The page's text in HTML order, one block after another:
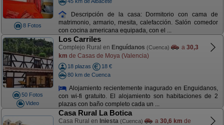
8 Fotos
Descripción de la casa: Dormitorio con cama de
matrimonio, armario, mesita, calefacción. Salón comedor
con cocina americana equipada, con el ...
50 Fotos
Video
Los Carriles
Complejo Rural en Enguídanos (Cuenca) a 30,3
km de Casas de Moya (Valencia)
18 plazas
18 €
80 km de Cuenca
Alojamiento recientemente inagurado en Enguidanos,
con wi-fi gratuito. El alojamiento son habitaciones de 2
plazas con baño completo cada un ...
Casa Rural La Botica
Casa Rural en Iniesta (Cuenca) a 30,6 km de